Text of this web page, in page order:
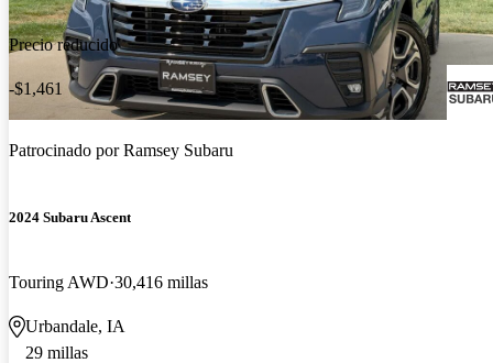
Precio reducido
-$1,461
Patrocinado porRamsey Subaru
2024 Subaru Ascent
Touring AWD 30,416 millas
Urbandale, IA
29 millas